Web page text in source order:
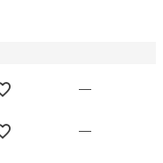
—
—